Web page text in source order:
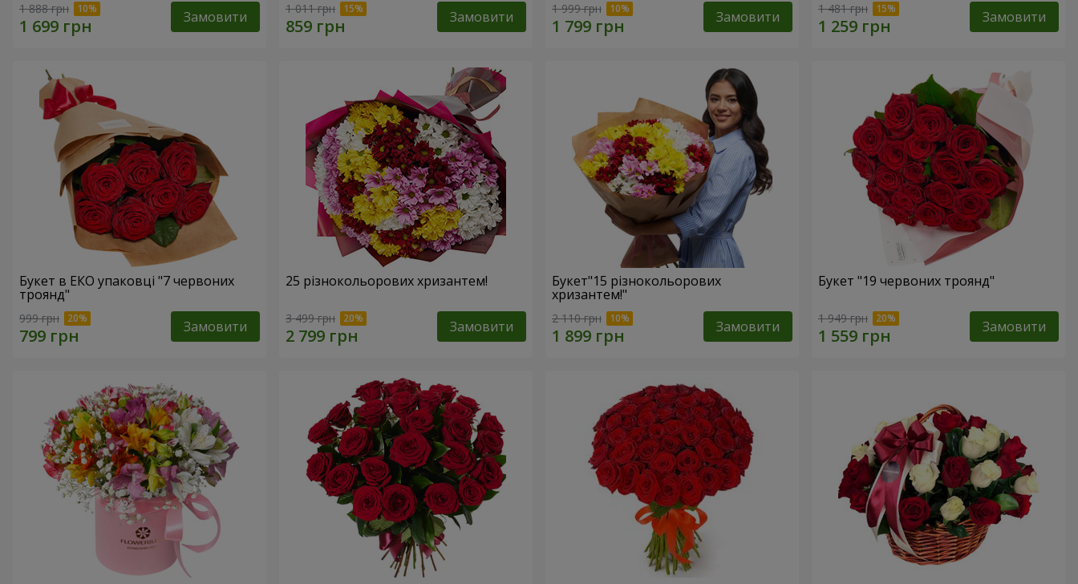
1 888 грн Замовити 1 011 грн Замовити 1 999 грн Замовити 1 481 грн Замовити
Букет в ЕКО упаковці "7 червоних
троянд"
999 грн Замовити
25 різнокольорових хризантем!
3 499 грн Замовити
Букет"15 різнокольорових
хризантем!"
2 110 грн Замовити
Букет "19 червоних троянд"
1 949 грн Замовити